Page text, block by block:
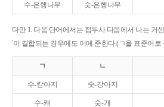
수-은행나무 숫-은행나무
다만 1. 다음 단어에서는 접두사 다음에서 나는 거
'이 결합되는 경우에도 이에 준한다.(ㄱ을 표준어로
ㄱ ㄴ
수-캉아지 숫-강아지
수-캐 숫-개